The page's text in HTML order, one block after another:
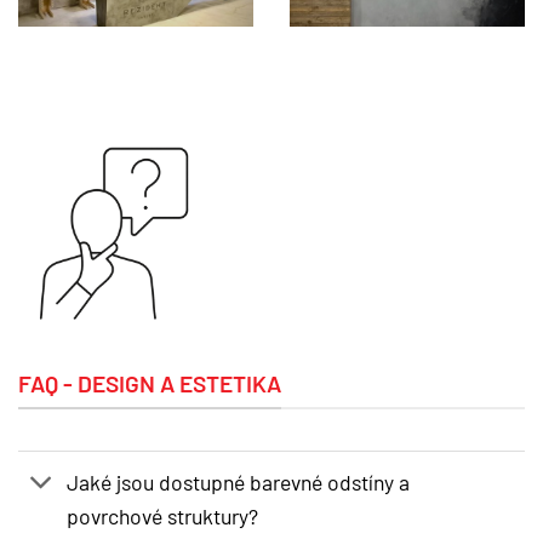
FAQ - DESIGN A ESTETIKA
Jaké jsou dostupné barevné odstíny a
povrchové struktury?